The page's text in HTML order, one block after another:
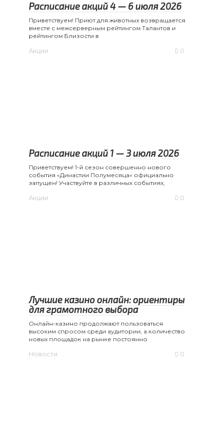
Расписание акций 4 — 6 июля 2026
Приветствуем! Приют для животных возвращается
вместе с межсерверным рейтингом Талантов и
рейтингом Близости в
Акции 0
Расписание акций 1 — 3 июля 2026
Приветствуем! 1-й сезон совершенно нового
события «Династии Полумесяца» официально
запущен! Участвуйте в различных событиях,
Акции 0
Лучшие казино онлайн: ориентиры
для грамотного выбора
Онлайн-казино продолжают пользоваться
высоким спросом среди аудитории, а количество
новых площадок на рынке постоянно
Новости 0